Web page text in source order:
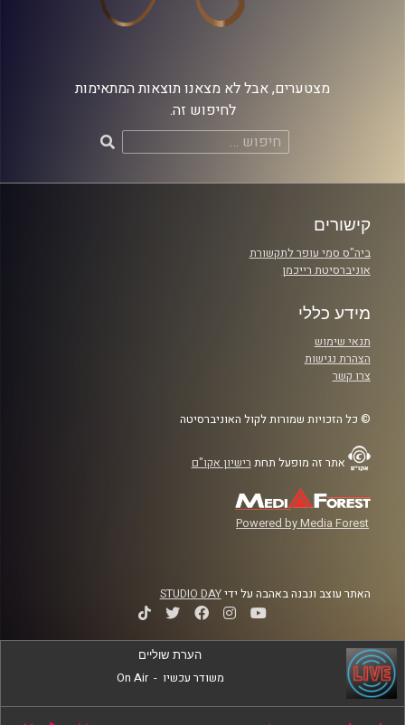
מצטערים, אבל לא מצאנו תוצאות המתאימות
לחיפוש זה.
חיפוש:
קישורים
ביה"ס סמי עופר לתקשורת
אוניברסיטת רייכמן
מידע כללי
תנאי שימוש
הצהרת נגישות
צרו קשר
© כל הזכויות שמורות לקול האוניברסיטה
אתר זה מופעל תחת רישיון אקו"ם
Powered by Media Forest
האתר עוצב ונבנה באהבה על ידיSTUDIO DAY
הערת שוליים
משודר עכשיו -
On Air